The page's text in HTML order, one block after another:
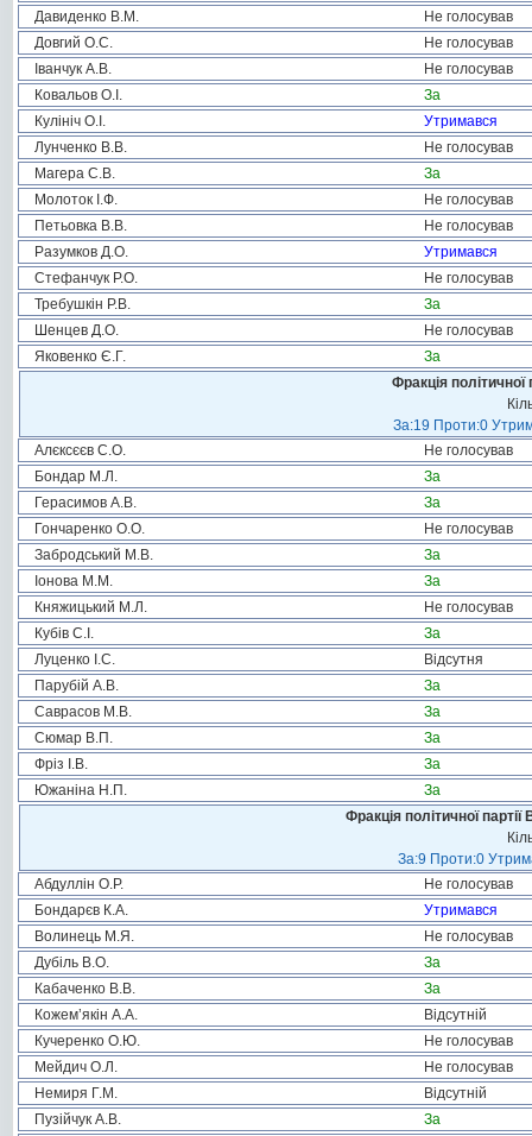
Давиденко В.М.
Не голосував
Довгий О.С.
Не голосував
Іванчук А.В.
Не голосував
Ковальов О.І.
За
Кулініч О.І.
Утримався
Лунченко В.В.
Не голосував
Магера С.В.
За
Молоток І.Ф.
Не голосував
Петьовка В.В.
Не голосував
Разумков Д.О.
Утримався
Стефанчук Р.О.
Не голосував
Требушкін Р.В.
За
Шенцев Д.О.
Не голосував
Яковенко Є.Г.
За
Фракція
За:19 Проти:0
Алєксєєв С.О.
Не голосував
Бондар М.Л.
За
Герасимов А.В.
За
Гончаренко О.О.
Не голосував
Забродський М.В.
За
Іонова М.М.
За
Княжицький М.Л.
Не голосував
Кубів С.І.
За
Луценко І.С.
Відсутня
Парубій А.В.
За
Саврасов М.В.
За
Сюмар В.П.
За
Фріз І.В.
За
Южаніна Н.П.
За
Фракція політичної
За:9 Проти:0
Абдуллін О.Р.
Не голосував
Бондарєв К.А.
Утримався
Волинець М.Я.
Не голосував
Дубіль В.О.
За
Кабаченко В.В.
За
Кожем’якін А.А.
Відсутній
Кучеренко О.Ю.
Не голосував
Мейдич О.Л.
Не голосував
Немиря Г.М.
Відсутній
Пузійчук А.В.
За